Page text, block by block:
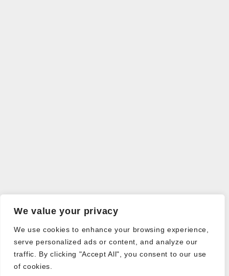
We value your privacy
We use cookies to enhance your browsing experience,
serve personalized ads or content, and analyze our
traffic. By clicking "Accept All", you consent to our use
of cookies.